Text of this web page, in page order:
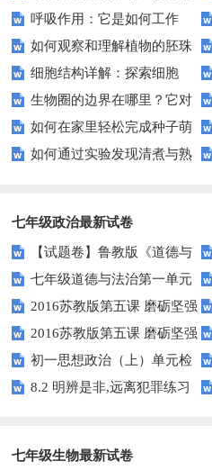
康？呼吸作用：它是如何工作
的？如何观察和理解植物的胚珠
受精过程？
细胞结构详解：探索细胞
膜、细胞核等关键组成部分的作
用？
生物圈的边界在哪里？它对
地球意味着什么？
如何在家里轻松完成种子萌
发实验？
如何通过实验发现清煮与熟
七年级政治最新试卷
【试题卷】鲁教版《道德与
法治》七年级上册单元测试：第
一单元 走进新的学习生活
活
七年级道德与法治第一单元
试题2016苏教版第五课 磨砺坚强
意志 课时练习二
2016苏教版第五课 磨砺坚强
意志 课时练习一
初一思想政治（上）单元检
测题（二）
8.2 明辨是非,远离犯罪练习
七年级生物最新试卷